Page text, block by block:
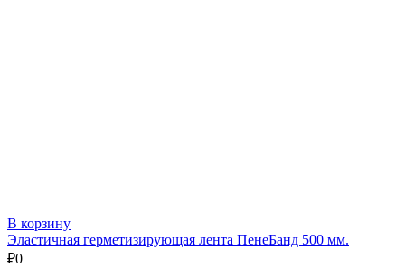
В корзину
Эластичная герметизирующая лента ПенеБанд 500 мм.
₽0